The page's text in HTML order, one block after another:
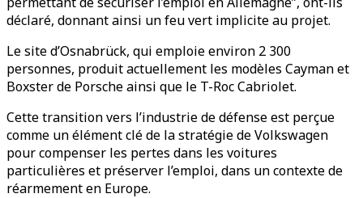
déclaré, donnant ainsi un feu vert implicite au projet.
Le site d’Osnabrück, qui emploie environ 2 300
personnes, produit actuellement les modèles Cayman et
Boxster de Porsche ainsi que le T-Roc Cabriolet.
Cette transition vers l’industrie de défense est perçue
comme un élément clé de la stratégie de Volkswagen
pour compenser les pertes dans les voitures
particulières et préserver l’emploi, dans un contexte de
réarmement en Europe.